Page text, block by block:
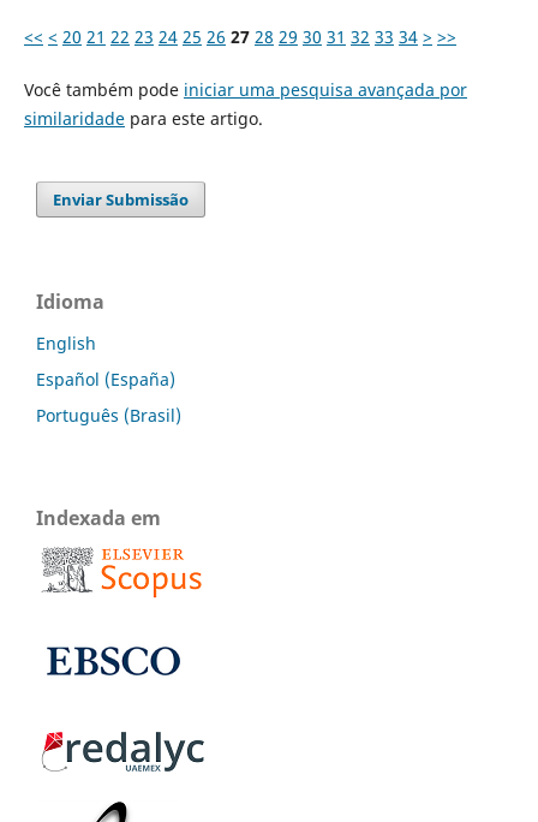
<< < 20 21 22 23 24 25 26 27 28 29 30 31 32 33 34 > >>
Você também pode iniciar uma pesquisa avançada por
similaridadepara este artigo.
Enviar Submissão
Idioma
English
Español (España)
Português (Brasil)
Indexada em